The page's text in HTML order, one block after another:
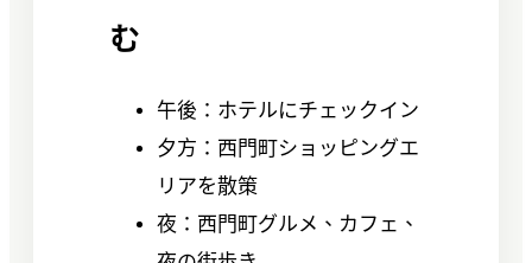
む
午後：ホテルにチェックイン
夕方：西門町ショッピングエ
リアを散策
夜：西門町グルメ、カフェ、